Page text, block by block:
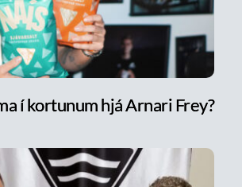
í kortunum hjá Arnari Frey?